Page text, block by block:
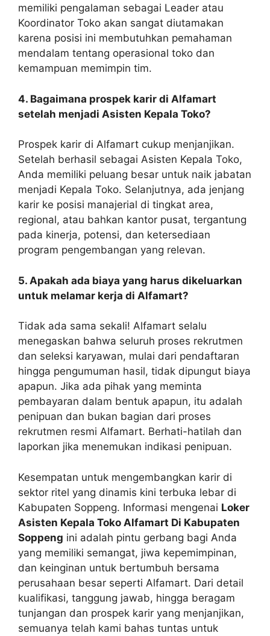
memiliki pengalaman sebagai Leader atau
Koordinator Toko akan sangat diutamakan
karena posisi ini membutuhkan pemahaman
mendalam tentang operasional toko dan
kemampuan memimpin tim.
4. Bagaimana prospek karir di Alfamart
setelah menjadi Asisten Kepala Toko?
Prospek karir di Alfamart cukup menjanjikan.
Setelah berhasil sebagai Asisten Kepala Toko,
Anda memiliki peluang besar untuk naik jabatan
menjadi Kepala Toko. Selanjutnya, ada jenjang
karir ke posisi manajerial di tingkat area,
regional, atau bahkan kantor pusat, tergantung
pada kinerja, potensi, dan ketersediaan
program pengembangan yang relevan.
5. Apakah ada biaya yang harus dikeluarkan
untuk melamar kerja di Alfamart?
Tidak ada sama sekali! Alfamart selalu
menegaskan bahwa seluruh proses rekrutmen
dan seleksi karyawan, mulai dari pendaftaran
hingga pengumuman hasil, tidak dipungut biaya
apapun. Jika ada pihak yang meminta
pembayaran dalam bentuk apapun, itu adalah
penipuan dan bukan bagian dari proses
rekrutmen resmi Alfamart. Berhati-hatilah dan
laporkan jika menemukan indikasi penipuan.
Kesempatan untuk mengembangkan karir di
sektor ritel yang dinamis kini terbuka lebar di
Kabupaten Soppeng. Informasi mengenai Loker
Asisten Kepala Toko Alfamart Di Kabupaten
Soppeng ini adalah pintu gerbang bagi Anda
yang memiliki semangat, jiwa kepemimpinan,
dan keinginan untuk bertumbuh bersama
perusahaan besar seperti Alfamart. Dari detail
kualifikasi, tanggung jawab, hingga beragam
tunjangan dan prospek karir yang menjanjikan,
semuanya telah kami bahas tuntas untuk